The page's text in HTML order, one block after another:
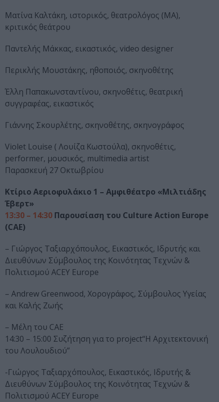
Ματίνα Καλτάκη, ιστορικός, θεατρολόγος (ΜΑ),
κριτικός θεάτρου
Παντελής Μάκκας, εικαστικός, video designer
Περικλής Μουστάκης, ηθοποιός, σκηνοθέτης
Έλλη Παπακωνσταντίνου, σκηνοθέτις, θεατρική
συγγραφέας, εικαστικός
Γιάννης Σκουρλέτης, σκηνοθέτης, σκηνογράφος
Violet Louise ( Λουίζα Κωστούλα), σκηνοθέτις,
performer, μουσικός, multimedia artist
Παρασκευή 27 Οκτωβρίου
Κτίριο Αεριοφυλάκιο 1 – Αμφιθέατρο «Μιλτιάδης
Έβερτ»
13:30 – 14:30 Παρουσίαση του Culture Action Europe
(CAE)
– Γιώργος Ταξιαρχόπουλος, Εικαστικός, Ιδρυτής και
Διευθύνων Σύμβουλος της Κοινότητας Τεχνών &
Πολιτισμού ACEY Europe
– Andrew Greenwood, Χορογράφος, Σύμβουλος Υγείας
και Καλής Ζωής
– Μέλη του CAE
14:30 – 15:00 Συζήτηση για το project“Η Αρχιτεκτονική
του Λουλουδιού”
-Γιώργος Ταξιαρχόπουλος, Εικαστικός, Ιδρυτής &
Διευθύνων Σύμβουλος της Κοινότητας Τεχνών &
Πολιτισμού ACEY Europe